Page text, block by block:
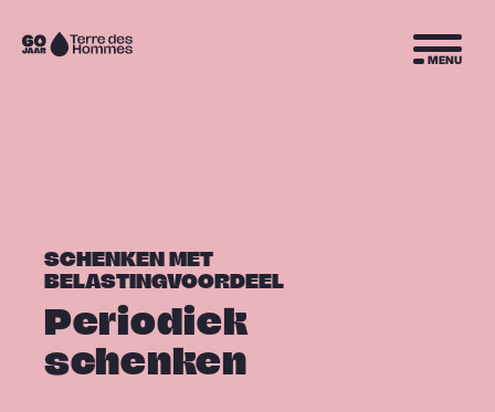
Sla navigatie over
Naar
MENU
SCHENKEN MET
BELASTINGVOORDEEL
Periodiek
schenken